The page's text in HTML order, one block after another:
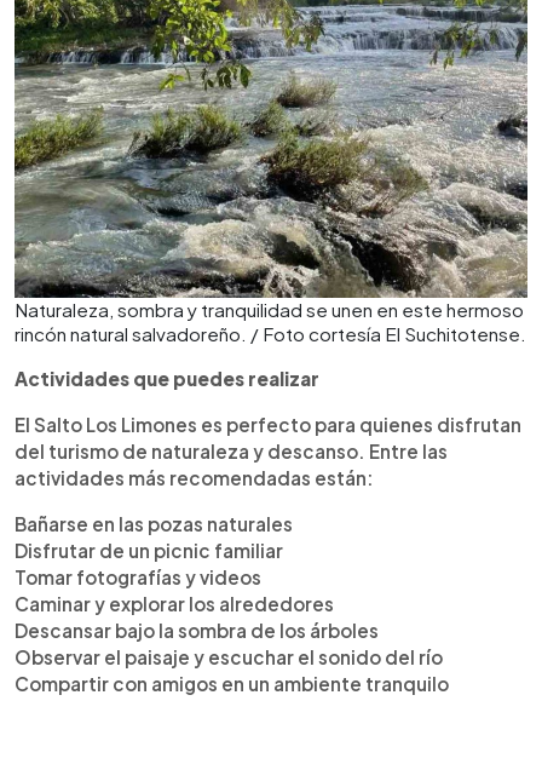
Naturaleza, sombra y tranquilidad se unen en este hermoso
rincón natural salvadoreño. / Foto cortesía El Suchitotense.
Actividades que puedes realizar
El Salto Los Limones es perfecto para quienes disfrutan
del turismo de naturaleza y descanso. Entre las
actividades más recomendadas están:
Bañarse en las pozas naturales
Disfrutar de un picnic familiar
Tomar fotografías y videos
Caminar y explorar los alrededores
Descansar bajo la sombra de los árboles
Observar el paisaje y escuchar el sonido del río
Compartir con amigos en un ambiente tranquilo